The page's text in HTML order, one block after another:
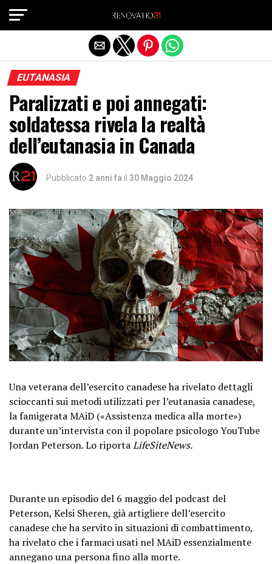
EUTANASIA
Paralizzati e poi annegati:
soldatessa rivela la realtà
dell’eutanasia in Canada
Pubblicato 2 anni fa il 30 Maggio 2024
Una veterana dell’esercito canadese ha rivelato dettagli
scioccanti sui metodi utilizzati per l’eutanasia canadese,
la famigerata MAiD («Assistenza medica alla morte»)
durante un’intervista con il popolare psicologo YouTube
Jordan Peterson. Lo riportaLifeSiteNews.
Durante un episodio del 6 maggio del podcast del
Peterson, Kelsi Sheren, già artigliere dell’esercito
canadese che ha servito in situazioni di combattimento,
ha rivelato che i farmaci usati nel MAiD essenzialmente
annegano una persona fino alla morte.
Exit mobile version